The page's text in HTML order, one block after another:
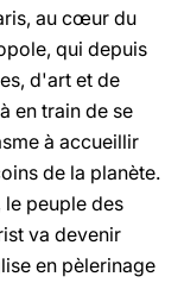
au cœur du
qui depuis
d'art et de
en train de se
à accueillir
de la planète.
le peuple des
va devenir
en pèlerinage